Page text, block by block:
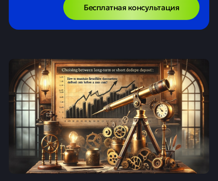
Бесплатная консультация